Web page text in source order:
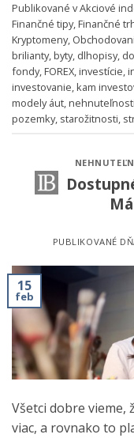
Publikované vAkciové
Finančné tipy,Finančné
Kryptomeny,
brilianty,byty, dlhopisy,
fondy,FOREX,investície,
investovanie,kam
modely áut,nehnuteľnosti
pozemky, starožitnosti,
PUBLIKOVANÉ
15
feb
Všetci dobre vieme,
viac, a rovnako to